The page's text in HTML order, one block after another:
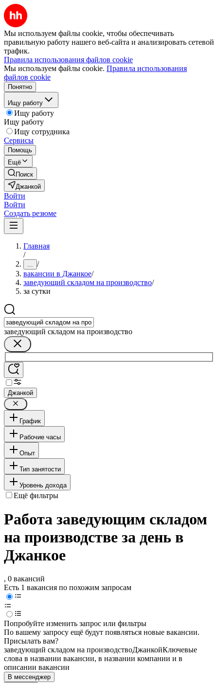
Мы используем файлы cookie, чтобы обеспечивать
правильную работу нашего веб-сайта и анализировать сетевой
трафик.
Правила использования файлов cookie
Мы используем файлы cookie. Правила использования
файлов cookie
Понятно
Ищу работу
Ищу работу
Ищу работу
Ищу сотрудника
Сервисы
Помощь
Ещё
Поиск
Джанкой
Войти
Войти
Создать резюме
Главная
/
... /
вакансии в Джанкое/
заведующий складом на производство/
за сутки
заведующий складом на производство
Джанкой
График
Рабочие часы
Опыт
Тип занятости
Уровень дохода
Ещё фильтры
Работа заведующим складом
на производстве за день в
Джанкое
, 0 вакансий
Есть 1 вакансия по похожим запросам
Попробуйте изменить запрос или фильтры
По вашему запросу ещё будут появляться новые вакансии.
Присылать вам?
заведующий складом на производствоДжанкойКлючевые
слова в названии вакансии, в названии компании и в
описании вакансии
В мессенджер